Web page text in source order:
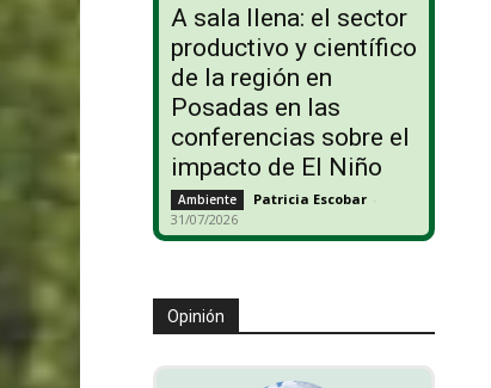
A sala llena: el sector
productivo y científico
de la región en
Posadas en las
conferencias sobre el
impacto de El Niño
Ambiente Patricia Escobar -
31/07/2026
Opinión